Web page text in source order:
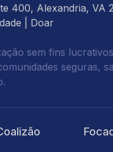
400, Alexandria, VA
Doar
sem fins
seguras,